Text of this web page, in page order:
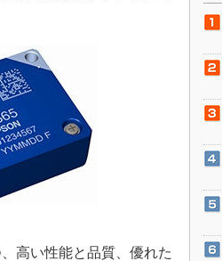
高い性能と品質、優れた